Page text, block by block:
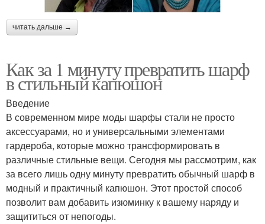
читать дальше →
Как за 1 минуту превратить шарф
в стильный капюшон
Введение
В современном мире моды шарфы стали не просто
аксессуарами, но и универсальными элементами
гардероба, которые можно трансформировать в
различные стильные вещи. Сегодня мы рассмотрим, как
за всего лишь одну минуту превратить обычный шарф в
модный и практичный капюшон. Этот простой способ
позволит вам добавить изюминку к вашему наряду и
защититься от непогоды.